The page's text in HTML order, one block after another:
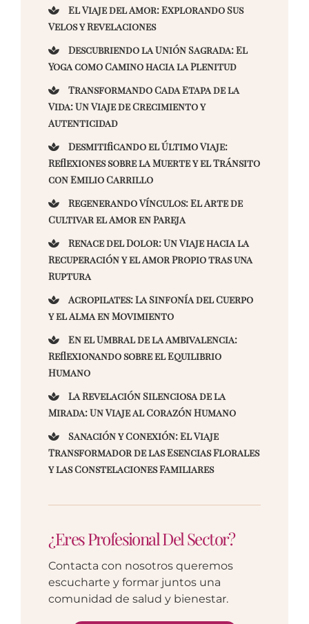
El Viaje del Amor: Explorando Sus
Velos y Revelaciones
Descubriendo la Unión Sagrada: El
Yoga como Camino hacia la Plenitud
Transformando Cada Etapa de la
Vida: Un Viaje de Crecimiento y
Autenticidad
Desmitificando el Último Viaje:
Reflexiones sobre la Muerte y el Tránsito
con Emilio Carrillo
Regenerando Vínculos: El Arte de
Cultivar el Amor en Pareja
Renace del Dolor: Un Viaje hacia la
Recuperación y el Amor Propio tras una
Ruptura
Acropilates: La Sinfonía del Cuerpo
y el Alma en Movimiento
En el Umbral de la Ambivalencia:
Reflexionando sobre el Equilibrio
Humano
La Revelación Silenciosa de la
Mirada: Un Viaje al Corazón Humano
Sanación y Conexión: El Viaje
Transformador de las Esencias Florales
y las Constelaciones Familiares
¿Eres Profesional Del Sector?
Contacta con nosotros queremos
escucharte y formar juntos una
comunidad de salud y bienestar.